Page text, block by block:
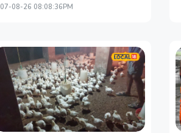
07-08-26 08:08:36PM